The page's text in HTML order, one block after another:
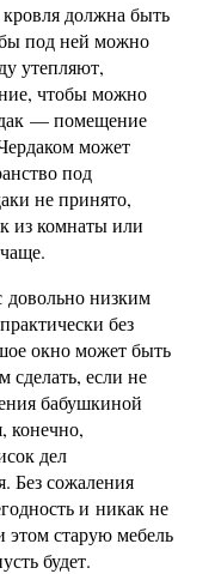
должна быть
под ней можно
утепляют,
чтобы можно
— помещение
может
под
не принято,
из комнаты или
низким
без
окно может быть
если не
бабушкиной
конечно,
дел
Без сожаления
и никак не
этом старую мебель
будет.